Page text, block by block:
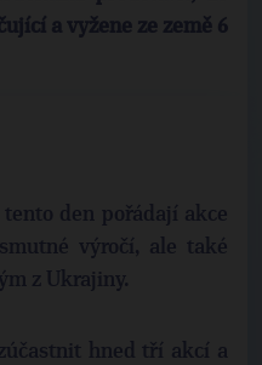
a vyžene ze země 6
den pořádají akce
výročí, ale také
z Ukrajiny.
hned tří akcí a